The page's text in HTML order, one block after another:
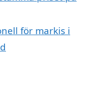
för markis i